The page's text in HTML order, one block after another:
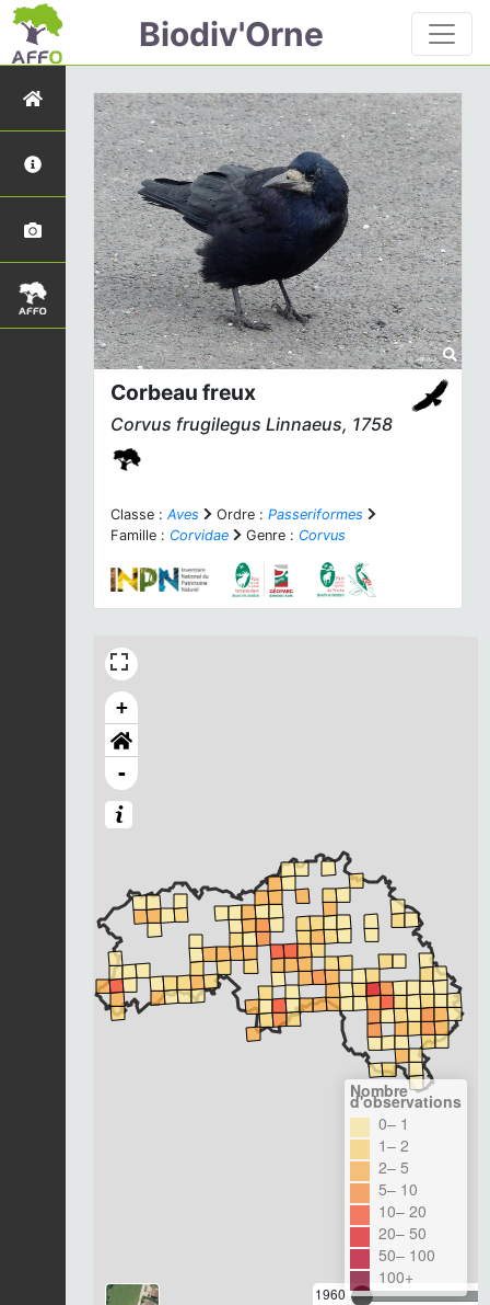
Biodiv'Orne
Corbeau freux
Corvus frugilegus Linnaeus, 1758
Classe : Aves Ordre : Passeriformes
Famille : Corvidae Genre : Corvus
+
-
1960
Nombre
d'observations
0– 1
1– 2
2– 5
5– 10
10– 20
20– 50
50– 100
100+